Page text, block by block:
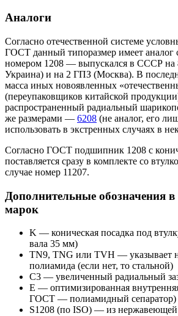
Аналоги
Согласно отечественной системе
ГОСТ данный типоразмер имеет аналог
номером 1208 — выпускался в СССР на
Украина) и на 2 ГПЗ (Москва). В
масса иных новоявленных
(переупаковщиков китайской
распространенный радиальный
же размерами — 6208 (не аналог, его
использовать в экстренных случаях в
Согласно ГОСТ подшипник 1208 с
поставляется сразу в комплекте со
случае номер 11207.
Дополнительные обозначения
марок
K — коническая посадка под
вала 35 мм)
TN9, TNG или TVH — указывает
полиамида (если нет, то стальной)
С3 — увеличенный радиальный
E — оптимизированная
ГОСТ — полиамидный сепаратор)
S1208 (по ISO) — из нержавеющей